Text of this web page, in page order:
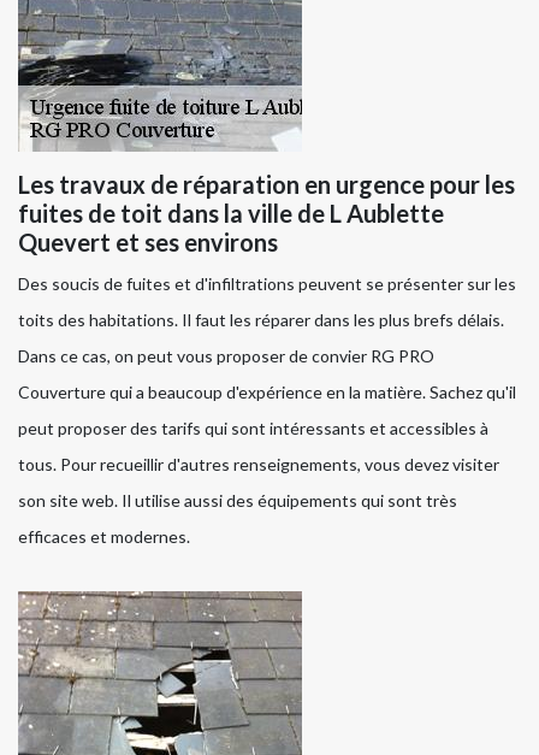
Les travaux de réparation en urgence pour les
fuites de toit dans la ville de L Aublette
Quevert et ses environs
Des soucis de fuites et d'infiltrations peuvent se présenter sur les
toits des habitations. Il faut les réparer dans les plus brefs délais.
Dans ce cas, on peut vous proposer de convier RG PRO
Couverture qui a beaucoup d'expérience en la matière. Sachez qu'il
peut proposer des tarifs qui sont intéressants et accessibles à
tous. Pour recueillir d'autres renseignements, vous devez visiter
son site web. Il utilise aussi des équipements qui sont très
efficaces et modernes.